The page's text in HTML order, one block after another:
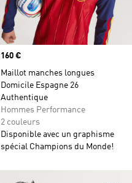
Prix
160 €
Maillot manches longues
Domicile Espagne 26
Authentique
Hommes Performance
2 couleurs
Disponible avec un graphisme
spécial Champions du Monde!